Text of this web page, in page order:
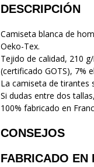
DESCRIPCIÓN
Camiseta blanca de
Oeko-Tex.
Tejido de calidad, 210
(certificado GOTS), 7%
La camiseta de tirantes
Si dudas entre dos
100% fabricado en
CONSEJOS
FABRICADO EN